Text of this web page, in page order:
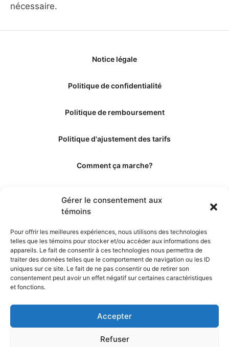
Gérer le consentement aux
témoins
Pour offrir les meilleures expériences, nous utilisons des technologies
telles que les témoins pour stocker et/ou accéder aux informations des
appareils. Le fait de consentir à ces technologies nous permettra de
traiter des données telles que le comportement de navigation ou les ID
uniques sur ce site. Le fait de ne pas consentir ou de retirer son
consentement peut avoir un effet négatif sur certaines caractéristiques
et fonctions.
Accepter
Refuser
nécessaire.
Notice légale
Politique de confidentialité
Politique de remboursement
Politique d'ajustement des tarifs
Comment ça marche?
Les éditeurs
Les experts et collaborateurs